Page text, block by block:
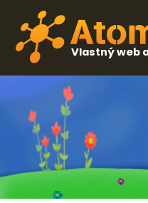
Vlastný web